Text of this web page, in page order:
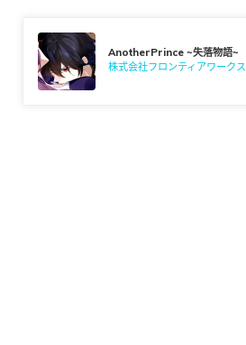
AnotherPrince ~失落物語~
株式会社フロンティアワークス